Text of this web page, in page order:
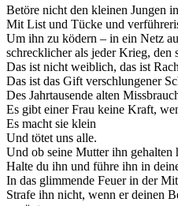
Betöre nicht den kleinen Jungen
Mit List und Tücke und
Um ihn zu ködern – in ein Netz
schrecklicher als jeder Krieg, den
Das ist nicht weiblich, das ist
Das ist das Gift verschlungener
Des Jahrtausende alten
Es gibt einer Frau keine Kraft,
Es macht sie klein
Und tötet uns alle.
Und ob seine Mutter ihn gehalten
Halte du ihn und führe ihn in
In das glimmende Feuer in der
Strafe ihn nicht, wenn er deinen